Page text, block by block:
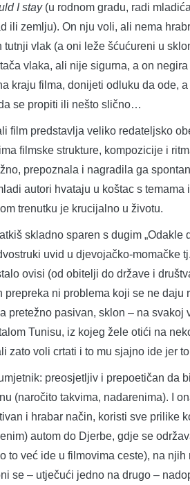
I stay(u rodnom gradu, radi
ili zemlju). On nju voli, ali nema
tutnji vlak (a oni leže šćućureni u
vlaka, ali nije sigurna, a on
kraju filma, donijeti odluku da ode,
se propiti ili nešto slično…
predstavlja veliko redateljsko
filmske strukture, kompozicije i
prepoznala i nagradila ga
autori hvataju u koštac s
trenutku je krucijalno u životu.
skladno sparen s dugim „Odakle
uvid u djevojačko-momačke
ovisi (od obitelji do države i
prepreka ni problema koji se ne
pretežno pasivan, sklon – na
Tunisu, iz kojeg žele otići na
zato voli crtati i to mu sjajno ide jer
preosjetljiv i prepoetičan da
(naročito takvima, nadarenima). I
i hrabar način, koristi sve prilike
autom do Djerbe, gdje se
to već ide u filmovima ceste), na
se – utječući jedno na drugo –